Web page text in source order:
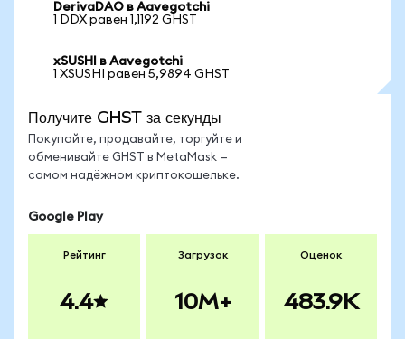
DerivaDAO в Aavegotchi
1 DDX равен 1,1192 GHST
xSUSHI в Aavegotchi
1 XSUSHI равен 5,9894 GHST
Получите GHST за секунды
Покупайте, продавайте, торгуйте и
обменивайте GHST в MetaMask —
самом надёжном криптокошельке.
Google Play
Рейтинг
4.4
Загрузок
10M+
Оценок
483.9K